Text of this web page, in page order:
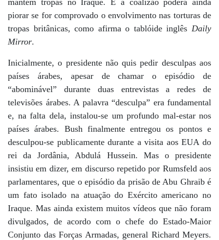
piorar se for comprovado o envolvimento nas torturas de
tropas britânicas, como afirma o tablóide inglês Daily
Mirror.
Inicialmente, o presidente não quis pedir desculpas aos
países árabes, apesar de chamar o episódio de
“abominável” durante duas entrevistas a redes de
televisões árabes. A palavra “desculpa” era fundamental
e, na falta dela, instalou-se um profundo mal-estar nos
países árabes. Bush finalmente entregou os pontos e
desculpou-se publicamente durante a visita aos EUA do
rei da Jordânia, Abdulá Hussein. Mas o presidente
insistiu em dizer, em discurso repetido por Rumsfeld aos
parlamentares, que o episódio da prisão de Abu Ghraib é
um fato isolado na atuação do Exército americano no
Iraque. Mas ainda existem muitos vídeos que não foram
divulgados, de acordo com o chefe do Estado-Maior
Conjunto das Forças Armadas, general Richard Meyers.